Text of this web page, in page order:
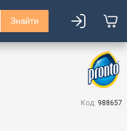
Знайти
Код: 988657